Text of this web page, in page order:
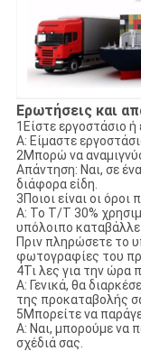
Ερωτήσεις και
1Είστε εργοστάσιο ή
Α: Είμαστε
2Μπορώ να
Απάντηση: Ναι, σε
διάφορα είδη.
3Ποιοι είναι οι
Α: Το T/T 30%
υπόλοιπο
Πριν πληρώσετε το
φωτογραφίες του
4Τι λες για την ώρα
Α: Γενικά, θα
της προκαταβολής
5Μπορείτε να
Α: Ναι, μπορούμε να
σχέδιά σας.